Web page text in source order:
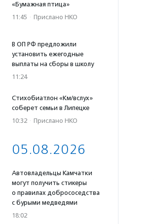
«Бумажная птица»
11:45 · Прислано НКО
В ОП РФ предложили
установить ежегодные
выплаты на сборы в школу
11:24
Стихобиатлон «Км/вслух»
соберет семьи в Липецке
10:32 · Прислано НКО
05.08.2026
Автовладельцы Камчатки
могут получить стикеры
о правилах добрососедства
с бурыми медведями
18:02